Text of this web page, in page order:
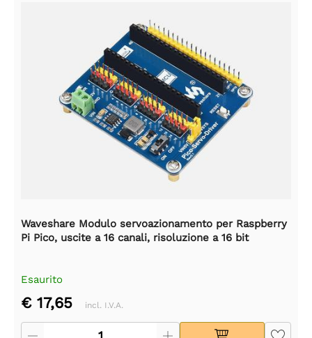
Waveshare Modulo servoazionamento per Raspberry
Pi Pico, uscite a 16 canali, risoluzione a 16 bit
Esaurito
€ 17,65 incl. I.V.A.